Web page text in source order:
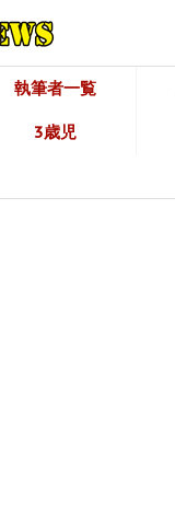
執筆者一覧
3歳児